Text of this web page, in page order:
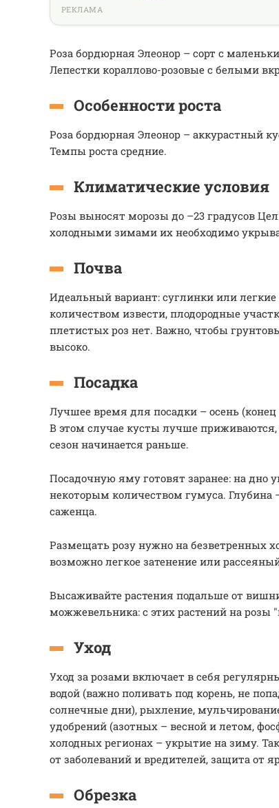
РЕКЛАМА
Роза бордюрная Элеонор – сорт с
Лепестки кораллово-розовые с белыми
Особенности роста
Роза бордюрная Элеонор – аккурастный
Темпы роста средние.
Климатические условия
Розы выносят морозы до –23 градусов
холодными зимами их необходимо
Почва
Идеальный вариант: суглинки или
количеством извести, плодородные
плетистых роз нет. Важно, чтобы
высоко.
Посадка
Лучшее время для посадки – осень
В этом случае кусты лучше
сезон начинается раньше.
Посадочную яму готовят заранее: на дно
некоторым количеством гумуса. Глубина
саженца.
Размещать розу нужно на безветренных
возможно легкое затенение или
Высаживайте растения подальше от
можжевельника: с этих растений на розы
Уход
Уход за розами включает в себя
водой (важно поливать под корень, не
солнечные дни), рыхление,
удобрений (азотных – весной и летом,
холодных регионах – укрытие на зиму.
от заболеваний и вредителей, защита от
Обрезка